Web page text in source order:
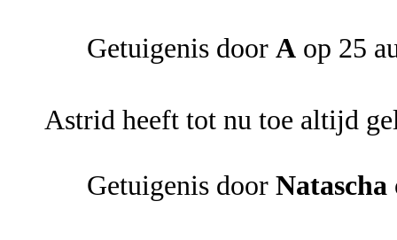
Getuigenis door A op 25
Astrid heeft tot nu toe altijd
Getuigenis door Natascha